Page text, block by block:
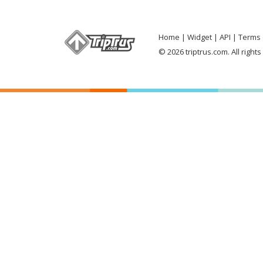
Home Widget API
Terms
© 2026 triptrus.com. All